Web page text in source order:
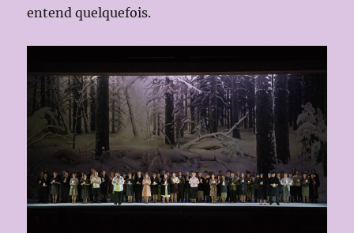
entend quelquefois.